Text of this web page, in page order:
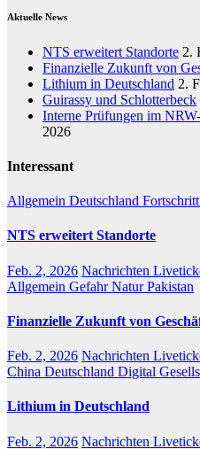
Aktuelle News
NTS erweitert Standorte 2.
Finanzielle Zukunft von
Lithium in Deutschland 2.
Guirassy und Schlotterbeck
Interne Prüfungen im
2026
Interessant
Allgemein Deutschland Fortschritt
NTS erweitert Standorte
Feb. 2, 2026 Nachrichten
Allgemein GefahrNaturPakistan
Finanzielle Zukunft von
Feb. 2, 2026 Nachrichten
China Deutschland Digital
Lithium in Deutschland
Feb. 2, 2026 Nachrichten